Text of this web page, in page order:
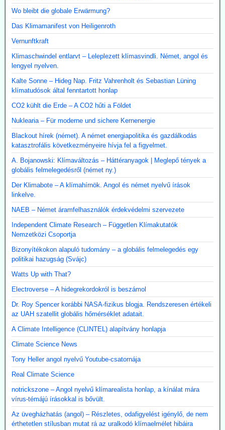
Wo bleibt die globale Erwärmung?
Das Klimamanifest von Heiligenroth
Vernunftkraft
Klimaschwindel entlarvt – Leleplezett klímasvindli. Német, angol és
lengyel nyelven.
Kalte Sonne – Hideg Nap. Fritz Vahrenholt és Sebastian Lüning
klímatudósok által fenntartott honlap
CO2 kühlt die Erde – A CO2 hűti a Földet
Nuklearia – Für moderne und sichere Kernenergie
Blackout hírek (német). A német energiapolitika és gazdálkodás
katasztrofális következményeire hívja fel a figyelmet.
A. Bojanowski: Klímaváltozás – Háttéranyagok | Meglepő tények a
globális felmelegedésről (német ny.)
Der Klimabote – A klímahírnök. Angol és német nyelvű írások
linkelve.
NAEB – Német áramfelhasználók érdekvédelmi szervezete
Independent Climate Research – Független Klímakutatók
Nemzetközi Csoportja
Bizonyítékokon alapuló tudomány – a globális felmelegedés egy
politikai hazugság (Svájc)
Watts Up with That?
Electroverse – A hidegrekordokról is beszámol
Dr. Roy Spencer korábbi NASA-fizikus blogja. Rendszeresen értékeli
az UAH szatellit globális hőmérséklet adatait.
A Climate Intelligence (CLINTEL) alapítvány honlapja
Climate Science News
Tony Heller angol nyelvű Youtube-csatornája
Real Climate Science
notrickszone – Angol nyelvű klímarealista honlap, a kínálat mára
vírus-témájú írásokkal is bővült.
Az üvegházhatás (angol) – Részletes, odafigyelést igénylő, de nem
érthetetlen stílusban mutat rá az uralkodó klímaelmélet hibáira